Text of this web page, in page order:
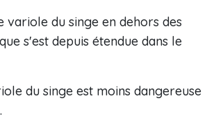
variole du singe en dehors des
s'est depuis étendue dans le
du singe est moins dangereuse